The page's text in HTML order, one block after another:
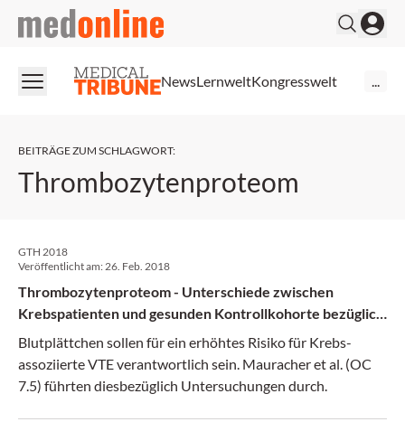
medonline
NewsLernweltKongresswelt
BEITRÄGE ZUM SCHLAGWORT:
Thrombozytenproteom
GTH 2018
Veröffentlicht am:26. Feb. 2018
Thrombozytenproteom - Unterschiede zwischen
Krebspatienten und gesunden Kontrollkohorte bezüglich
VTE-Risiko
Blutplättchen sollen für ein erhöhtes Risiko für Krebs-
assoziierte VTE verantwortlich sein. Mauracher et al. (OC
7.5) führten diesbezüglich Untersuchungen durch.